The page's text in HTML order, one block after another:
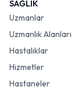
SAĞLIK
Uzmanlar
Uzmanlık Alanları
Hastalıklar
Hizmetler
Hastaneler